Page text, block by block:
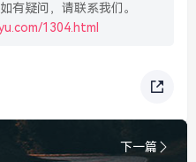
有疑问，请联系我们。
1304.html
下一篇